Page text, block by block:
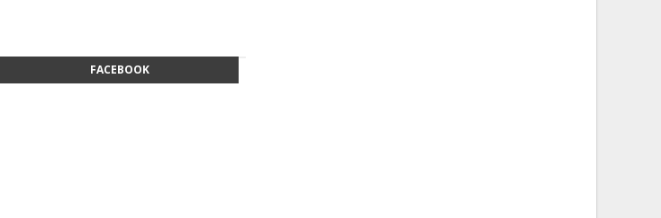
FACEBOOK